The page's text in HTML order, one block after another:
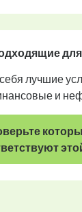
лучшие
и